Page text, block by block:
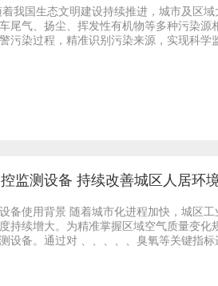
我国生态文明建设持续推进，城市及区
尾气、扬尘、挥发性有机物等多种污染
污染过程，精准识别污染来源，实现科
监测设备 持续改善城区人居环
备使用背景 随着城市化进程加快，城区
持续增大。为精准掌握区域空气质量变
设备。通过对 、、、、、臭氧等关键指